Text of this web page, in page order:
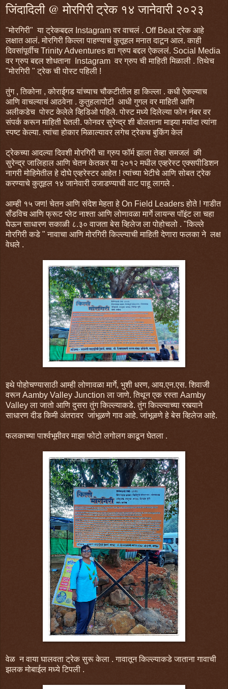
जिंदादिली @ मोरगिरी ट्रेक १४ जानेवारी २०२३
"मोरगिरी" या ट्रेकबद्दल Instagram वर वाचलं . Off Beat ट्रेक आहे
लक्षात आलं. मोरगिरी किल्ला पाहण्याचं कुतूहल मनात दाटून आल. काही
दिवसांपूर्वीच Trinity Adventures ह्या ग्रुप बद्दल ऐकललं. Social Media
वर ग्रुप बद्दल शोधताना Instagram वर ग्रुप ची माहिती मिळाली . तिथेच
"मोरगिरी " ट्रेक ची पोस्ट पहिली !
तुंग , तिकोना , कोराईगड यांच्याच चौकटीतील हा किल्ला . कधी ऐकल्याच
आणि वाचल्याचं आठवेना . कुतुहलापोटी आधी गुगल वर माहिती आणि
अलीकडेच पोस्ट केलेले व्हिडिओ पहिले. पोस्ट मध्ये दिलेल्या फोन नंबर वर
संपर्क करून माहिती घेतली. फोनवर सुरेन्द्र शी बोलताना माझ्या मर्यादा त्यांना
स्पष्ट केल्या. त्यांचा होकार मिळाल्यावर लगेच ट्रेकच बुकिंग केलं
ट्रेकच्या आदल्या दिवशी मोरगिरी चा ग्रुप फॉर्म झाला तेव्हा समजलं की
सुरेन्द्र जालिहाल आणि चेतन केतकर या २०१२ मधील एव्हरेस्ट एक्सपीडिशन
नागरी मोहिमेतील हे दोघे एव्हरेस्टर आहेत ! त्यांच्या भेटीचे आणि सोबत ट्रेक
करण्याचे कुतूहल १४ जानेवारी उजाडण्याची वाट पाहू लागले .
आम्ही १५ जण! चेतन आणि संदेश मेहता हे On Field Leaders होते ! गाडीत
सँडविच आणि फ्रूट प्लेट नाश्ता आणि लोणावळा मार्गे लायन्स पॉइंट ला चहा
घेऊन साधारण सकाळी ८.३० वाजता बेस व्हिलेज ला पोहोचलो . "किल्ले
मोरगिरी कडे " नावाचा आणि मोरगिरी किल्ल्याची माहिती देणारा फलका ने लक्ष
वेधले .
इथे पोहोचण्यासाठी आम्ही लोणावळा मार्गे, भुशी धरण, आय.एन.एस. शिवाजी
वरून Aamby Valley Junction ला जाणे. तिथून एक रस्ता Aamby
Valley ला जातो आणि दुसरा तुंग किल्ल्याकडे. तुंग किल्ल्याच्या रस्त्याने
साधारण दीड किमी अंतरावर जांभूळणे गाव आहे. जांभूळणे हे बेस व्हिलेज आहे.
फलकाच्या पार्श्वभूमीवर माझा फोटो लगोलग काढून घेतला .
वेळ न वाया घालवता ट्रेक सुरू केला . गावातून किल्ल्याकडे जाताना गावाची
झलक मोबाईल मध्ये टिपली .